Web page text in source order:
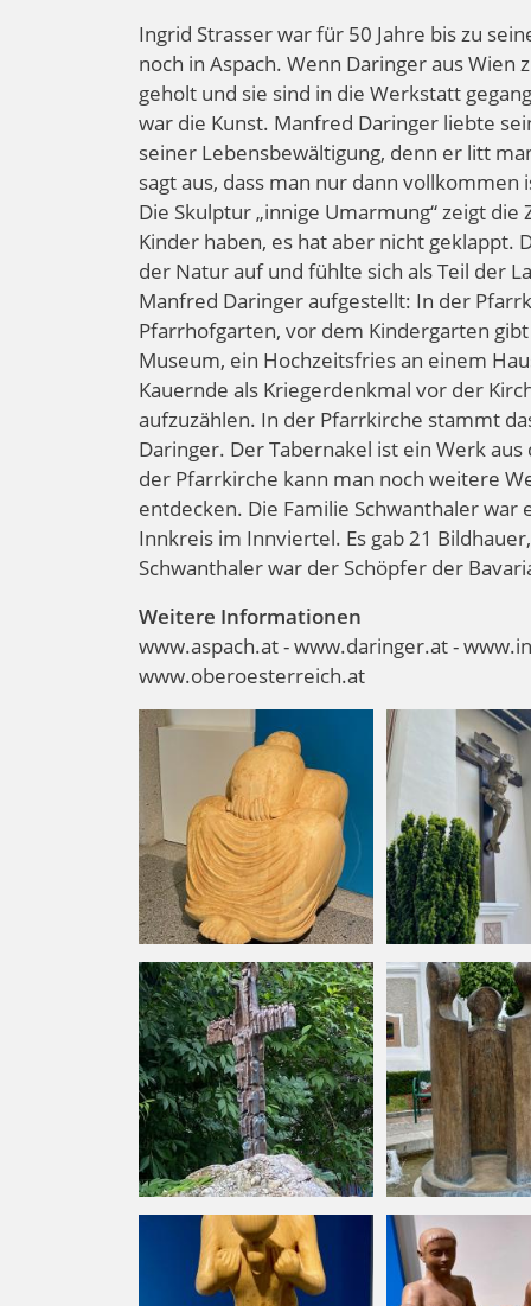
Ingrid Strasser war für 50 Jahre bis zu
noch in Aspach. Wenn Daringer aus
geholt und sie sind in die Werkstatt
war die Kunst. Manfred Daringer liebte
seiner Lebensbewältigung, denn er litt
sagt aus, dass man nur dann
Die Skulptur „innige Umarmung“ zeigt
Kinder haben, es hat aber nicht
der Natur auf und fühlte sich als Teil der
Manfred Daringer aufgestellt: In der
Pfarrhofgarten, vor dem Kindergarten
Museum, ein Hochzeitsfries an einem
Kauernde als Kriegerdenkmal vor der
aufzuzählen. In der Pfarrkirche stammt
Daringer. Der Tabernakel ist ein Werk
der Pfarrkirche kann man noch weitere
entdecken. Die Familie Schwanthaler
Innkreis im Innviertel. Es gab 21
Schwanthaler war der Schöpfer der
Weitere Informationen
www.aspach.at - www.daringer.at -
www.oberoesterreich.at